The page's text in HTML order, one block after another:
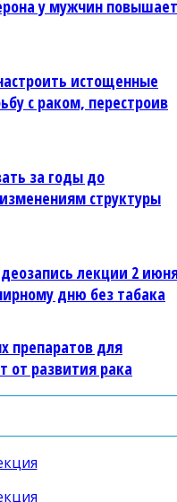
у мужчин повышает
истощенные
с раком, перестроив
за годы до
структуры
лекции 2
дню без табака
препаратов для
от развития рака